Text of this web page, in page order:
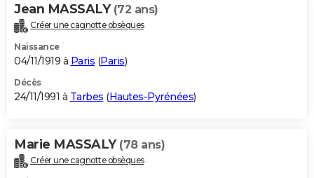
Jean MASSALY (72 ans)
Créer une cagnotte obsèques
Naissance
04/11/1919 à Paris (Paris)
Décès
24/11/1991 à Tarbes (Hautes-Pyrénées)
Marie MASSALY (78 ans)
Créer une cagnotte obsèques